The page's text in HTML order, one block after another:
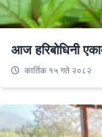
आज हरिबोधिनी
कार्तिक १५ गते २०८२